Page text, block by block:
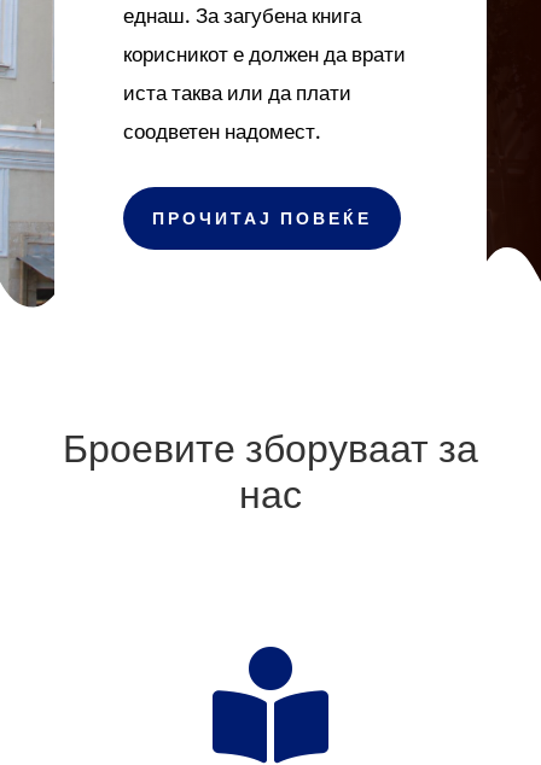
еднаш. За загубена книга
корисникот е должен да врати
иста таква или да плати
соодветен надомест.
ПРОЧИТАЈ ПОВЕЌЕ
Броевите зборуваат за
нас
